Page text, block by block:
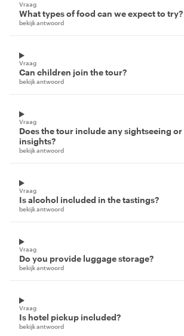
Vraag
What types of food can we expect to try?
bekijk antwoord
Vraag
Can children join the tour?
bekijk antwoord
Vraag
Does the tour include any sightseeing
insights?
bekijk antwoord
Vraag
Is alcohol included in the tastings?
bekijk antwoord
Vraag
Do you provide luggage storage?
bekijk antwoord
Vraag
Is hotel pickup included?
bekijk antwoord